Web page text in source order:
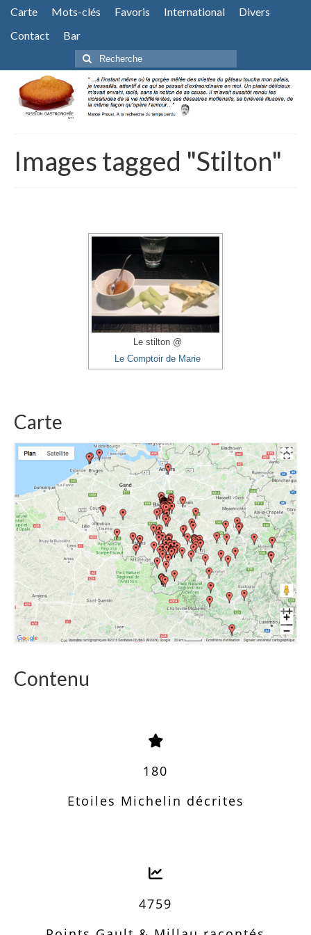
Carte Mots-clés Favoris International
Divers
Contact
Bar
Rechercher
:
Images tagged "Stilton"
Le stilton @
Le Comptoir de Marie
Carte
Contenu
180
Etoiles Michelin décrites
4759